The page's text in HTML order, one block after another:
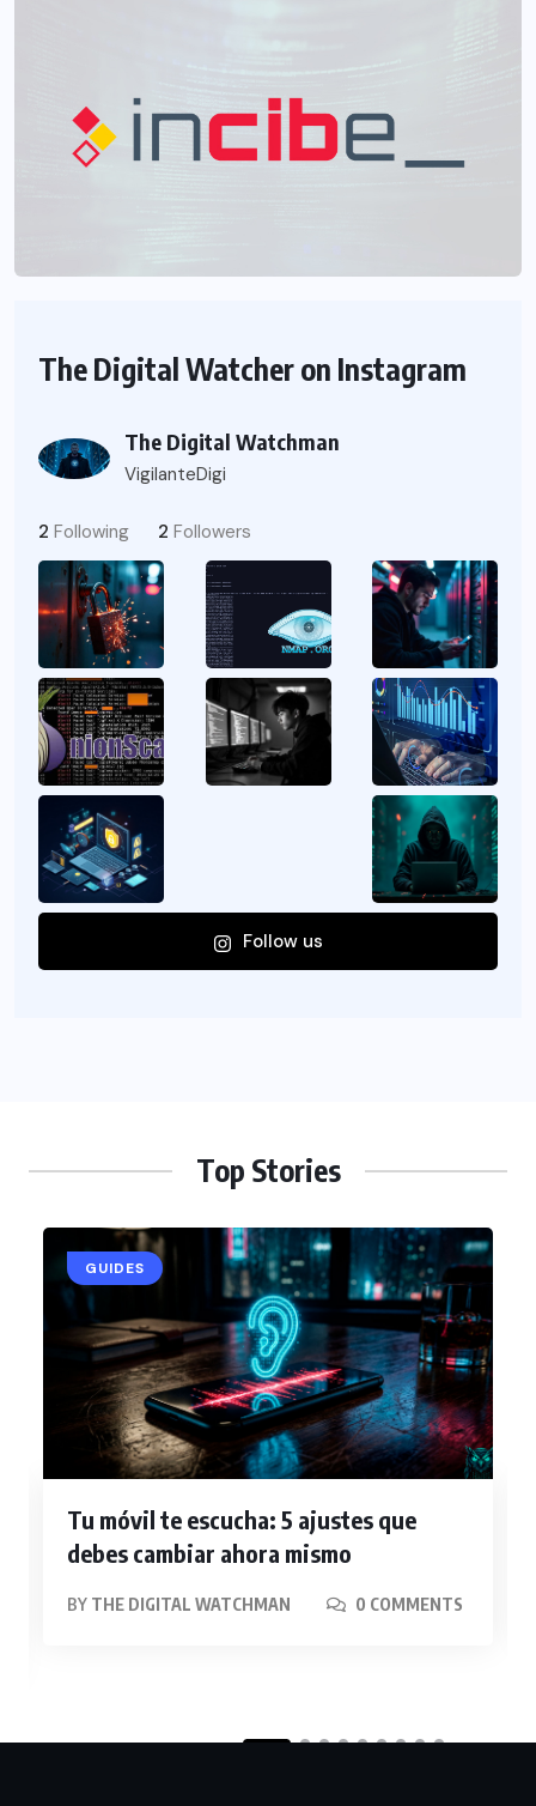
The Digital Watcher on Instagram
The Digital Watchman
VigilanteDigi
2 Following 2 Followers
Follow us
Top Stories
GUIDES
Tu móvil te escucha: 5 ajustes que
debes cambiar ahora mismo
BY THE DIGITAL WATCHMAN 0 COMMENTS